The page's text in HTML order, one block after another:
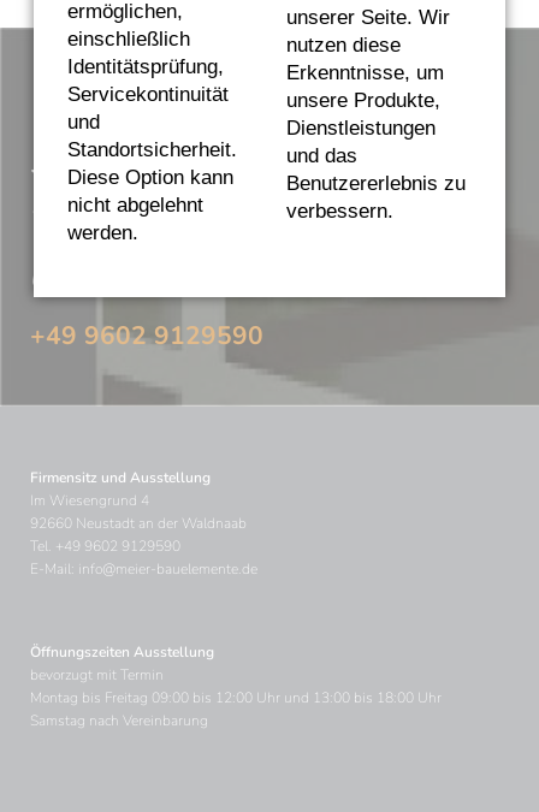
Welches Neu- oder
Sanierungsprojekt dürfen
wir für Sie planen und
umsetzen?
+49 9602 9129590
Firmensitz und Ausstellung
Im Wiesengrund 4
92660 Neustadt an der Waldnaab
Tel. +49 9602 9129590
E-Mail: info@meier-bauelemente.de
Öffnungszeiten Ausstellung
bevorzugt mit Termin
Montag bis Freitag 09:00 bis 12:00 Uhr und 13:00 bis 18:00 Uhr
Samstag nach Vereinbarung
ermöglichen,
einschließlich
Identitätsprüfung,
Servicekontinuität
und
Standortsicherheit.
Diese Option kann
nicht abgelehnt
werden.
unserer Seite. Wir
nutzen diese
Erkenntnisse, um
unsere Produkte,
Dienstleistungen
und das
Benutzererlebnis zu
verbessern.